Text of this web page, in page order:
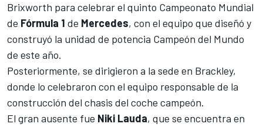
Brixworth para celebrar el quinto Campeonato Mundial
de Fórmula 1 de Mercedes, con el equipo que diseñó y
construyó la unidad de potencia Campeón del Mundo
de este año.
Posteriormente, se dirigieron a la sede en Brackley,
donde lo celebraron con el equipo responsable de la
construcción del chasis del coche campeón.
El gran ausente fue Niki Lauda, que se encuentra en